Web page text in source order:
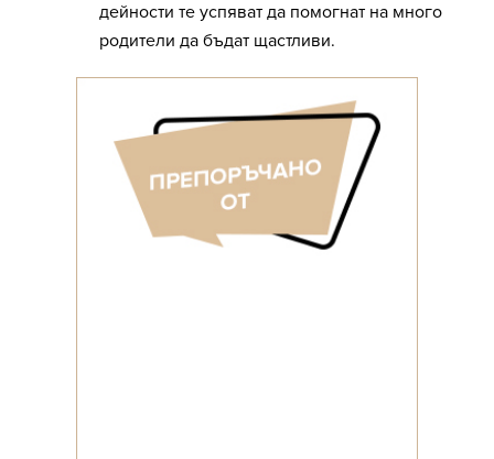
дейности те успяват да помогнат на много
родители да бъдат щастливи.